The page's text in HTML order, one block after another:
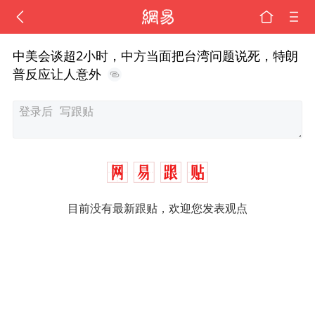
中美会谈超2小时，中方当面把台湾问题说死，特朗
普反应让人意外
目前没有最新跟贴，欢迎您发表观点